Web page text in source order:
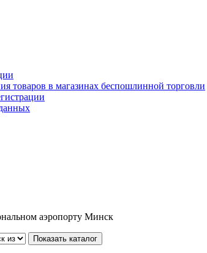
товаров в магазинах беспошлинной торговли
аэропорту Минск
Показать каталог